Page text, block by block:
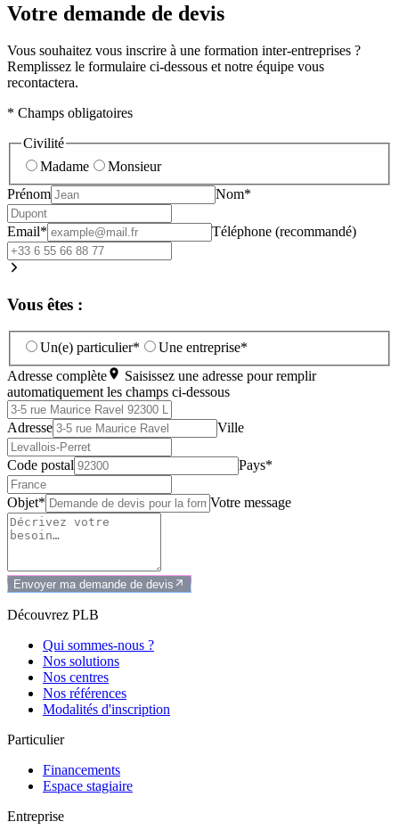
Votre demande de devis
Vous souhaitez vous inscrire à une formation inter-entreprises ?
Remplissez le formulaire ci-dessous et notre équipe vous
recontactera.
* Champs obligatoires
Civilité
Madame
Monsieur
Prénom
Nom*
Email* Téléphone (recommandé)
Vous êtes :
Un(e) particulier*
Une entreprise*
Adresse complète
Saisissez une adresse pour remplir
automatiquement les champs ci-dessous
Adresse Ville
Code postal Pays*
Objet* Votre message
Envoyer ma demande de devis
Découvrez PLB
Qui sommes-nous ?
Nos solutions
Nos centres
Nos références
Modalités d'inscription
Particulier
Financements
Espace stagiaire
Entreprise